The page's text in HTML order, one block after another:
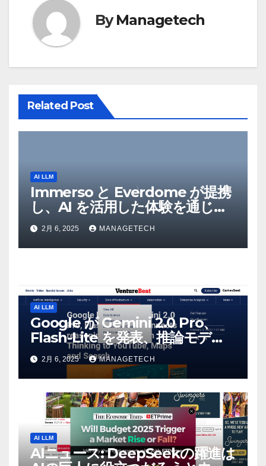
シ
ョ
ン
ByManagetech
Related Post
AI LLM
Immerso と Everdome が提携
し、AI を活用した体験を通じて
メタバースのイノベーションを
推進 – Intelligent CIO APAC
2月 6, 2025 MANAGETECH
AI LLM
Google が Gemini 2.0 Pro、
Flash-Lite を発表、推論モデル
Flash Thinking を YouTube、
マップ、検索に接続 |
VentureBeat
2月 6, 2025 MANAGETECH
AI LLM
AIニュース: DeepSeekの躍進は